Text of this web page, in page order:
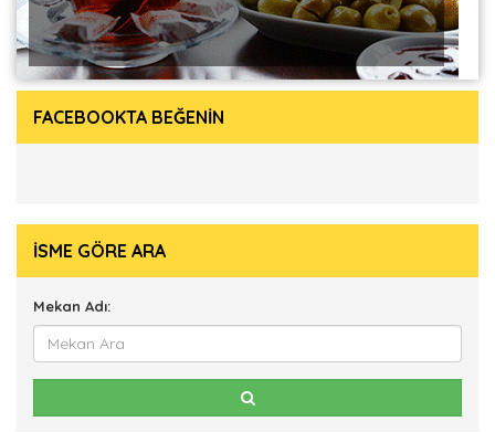
FACEBOOKTA BEĞENİN
İSME GÖRE ARA
Mekan Adı: